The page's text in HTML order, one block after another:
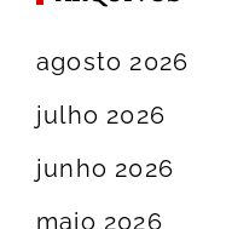
agosto 2026
julho 2026
junho 2026
maio 2026